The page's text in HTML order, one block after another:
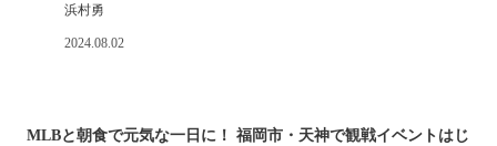
浜村勇
2024.08.02
MLBと朝食で元気な一日に！ 福岡市・天神で観戦イベントはじ